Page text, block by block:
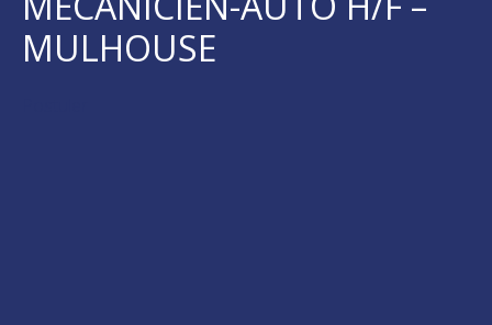
MULHOUSE